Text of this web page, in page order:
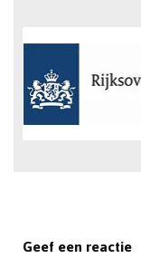
Geef een reactie